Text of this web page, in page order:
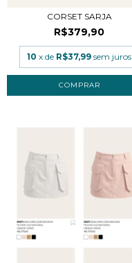
CORSET SARJA
R$379,90
10 x de R$37,99 sem juros
COMPRAR